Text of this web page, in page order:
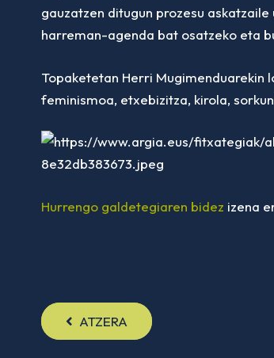
gauzatzen ditugun prozesu
harreman-agenda bat osatzeko eta
Topaketetan Herri Mugimenduarekin
feminismoa, etxebizitza, kirola,
Hurrengo galdetegiaren bidez izena
ATZERA